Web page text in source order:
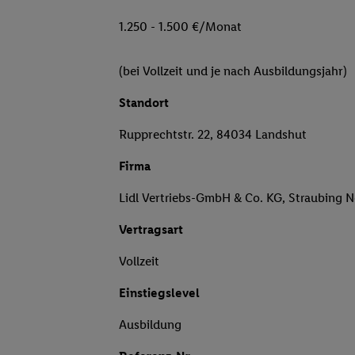
1.250 - 1.500 €/Monat
(bei Vollzeit und je nach Ausbildungsjahr)
Standort
Rupprechtstr. 22, 84034 Landshut
Firma
Lidl Vertriebs-GmbH & Co. KG, Straubing
Vertragsart
Vollzeit
Einstiegslevel
Ausbildung